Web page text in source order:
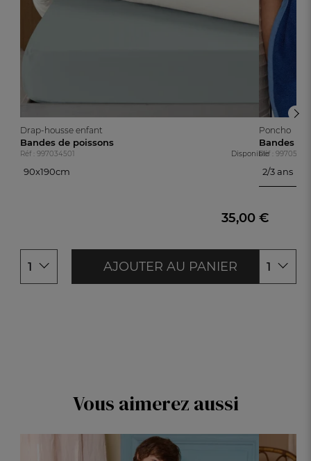
Drap-housse enfant
Bandes de poissons
Réf : 997034501 Disponible
90x190cm
35,00 €
1 AJOUTER AU PANIER
Poncho
Bandes
Réf :
2/3 ans
1
Vous aimerez aussi